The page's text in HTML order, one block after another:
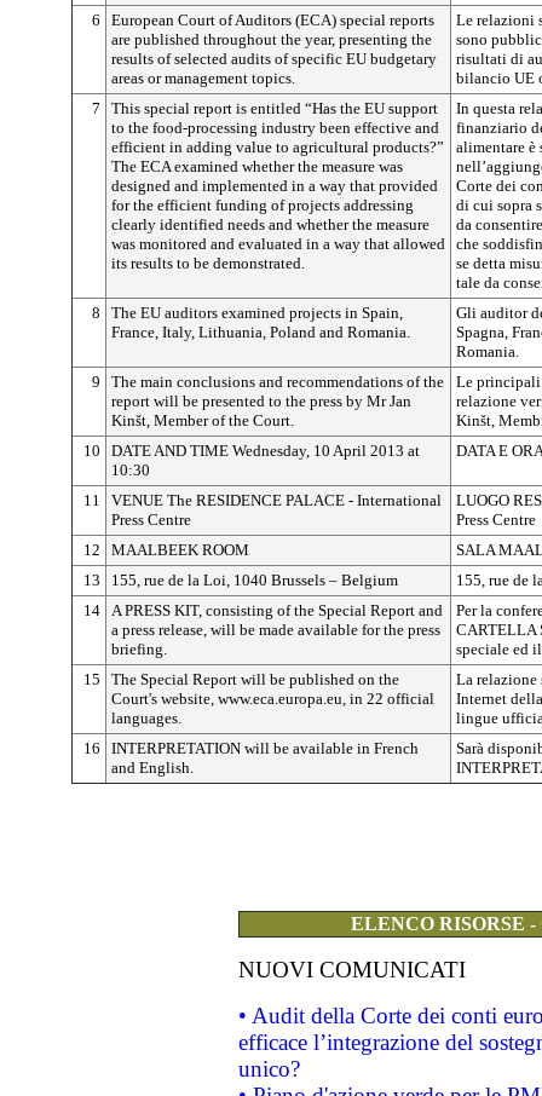
6
European Court of Auditors (ECA) special reports
are published throughout the year, presenting the
results of selected audits of specific EU budgetary
areas or management topics.
Le relazioni
sono
risultati di
bilancio UE
7
This special report is entitled “Has the EU support
to the food-processing industry been effective and
efficient in adding value to agricultural products?”
The ECA examined whether the measure was
designed and implemented in a way that provided
for the efficient funding of projects addressing
clearly identified needs and whether the measure
was monitored and evaluated in a way that allowed
its results to be demonstrated.
In questa
finanziario
alimentare è
Corte dei
di cui sopra
da
che
se detta
tale da
8
The EU auditors examined projects in Spain,
France, Italy, Lithuania, Poland and Romania.
Gli auditor
Spagna,
Romania.
9
The main conclusions and recommendations of the
report will be presented to the press by Mr Jan
Kinšt, Member of the Court.
Le principali
relazione
Kinšt,
10
DATE AND TIME Wednesday, 10 April 2013 at
10:30
DATA E
11
VENUE The RESIDENCE PALACE - International
Press Centre
LUOGO
Press Centre
12
MAALBEEK ROOM
SALA
13
155, rue de la Loi, 1040 Brussels – Belgium
155, rue de
14 A PRESS KIT, consisting of the Special Report and
a press release, will be made available for the press
briefing.
Per la
CARTELLA
speciale ed
15
The Special Report will be published on the
Court's website, www.eca.europa.eu, in 22 official
languages.
La relazione
Internet
lingue
16
INTERPRETATION will be available in French
and English.
Sarà
ELENCO RISORSE
NUOVI COMUNICATI
• Audit della Corte dei conti
efficace l’integrazione del
unico?